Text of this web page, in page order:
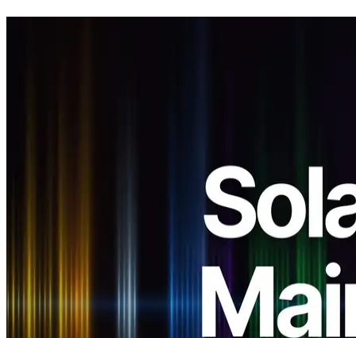
ELSOUL LABO B.V. (sede: Ámsterdam, Países Bajos; CEO:
Fumitake Kawasaki) y Validators DAO han completado la
Solana Mainnet Beta v3, following de Solana latest recommended
version update.
Esta actualización introduce plena compatibilidad con Solana CLI
v3 y el último Geyser Plugin, estableciendo una infraestructura más
estable y optimizada. Todos los servicios permanecen disponibles al
mismo precio que antes.